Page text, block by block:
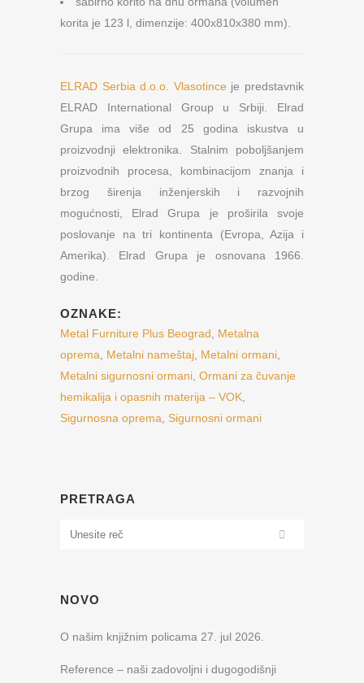
korita je 123 l, dimenzije: 400x810x380 mm).
ELRAD Serbia d.o.o. Vlasotinceje predstavnik
ELRAD International Group u Srbiji. Elrad
Grupa ima više od 25 godina iskustva u
proizvodnji elektronika. Stalnim poboljšanjem
proizvodnih procesa, kombinacijom znanja i
brzog širenja inženjerskih i razvojnih
mogućnosti, Elrad Grupa je proširila svoje
poslovanje na tri kontinenta (Evropa, Azija i
Amerika). Elrad Grupa je osnovana 1966.
godine.
OZNAKE:
Metal Furniture Plus Beograd
Metalna
oprema
Metalni nameštaj Metalni ormani
Metalni sigurnosni ormani Ormani za čuvanje
hemikalija i opasnih materija – VOK
Sigurnosna oprema
Sigurnosni ormani
PRETRAGA
NOVO
O našim knjižnim policama 27. jul 2026.
Reference – naši zadovoljni i dugogodišnji